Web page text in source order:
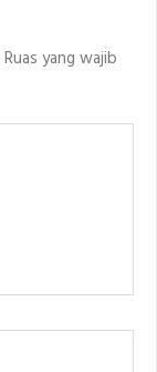
Ruas yang wajib